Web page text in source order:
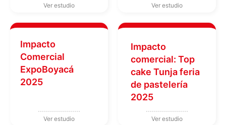
Impacto
Comercial
ExpoBoyacá
2025
Impacto
comercial: Top
cake Tunja feria
de pastelería
2025